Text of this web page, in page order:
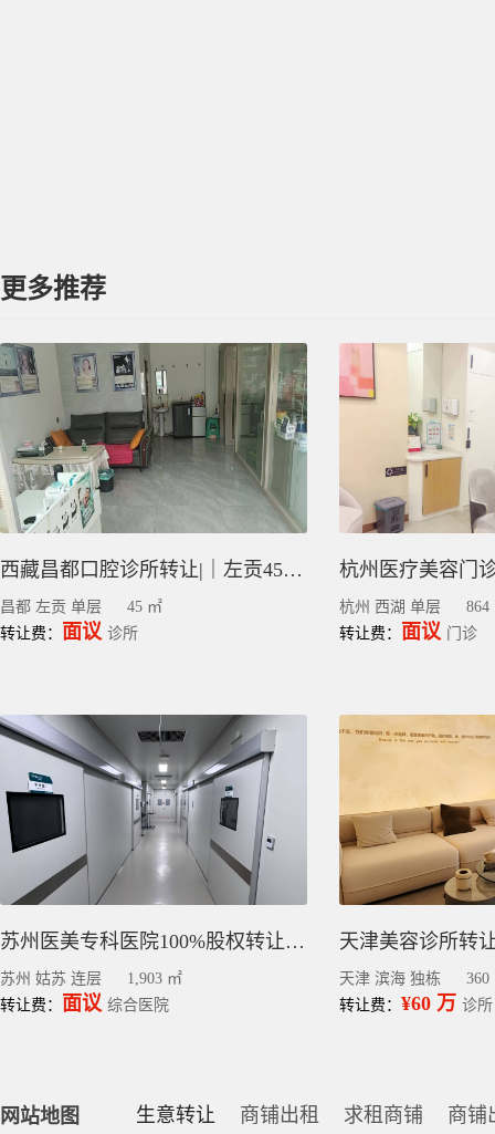
更多推荐
西藏昌都口腔诊所转让|｜左贡45平方
昌都 左贡 单层
45 ㎡
转让费： 面议 诊所
杭州 西湖 单层
864
转让费： 面议 门诊
苏州医美专科医院100%股权转让｜姑苏1903平方
苏州 姑苏 连层
1,903 ㎡
转让费： 面议 综合医院
天津 滨海 独栋
360
转让费： ¥60 万 诊所
网站地图 生意转让 商铺出租 求租商铺 商铺